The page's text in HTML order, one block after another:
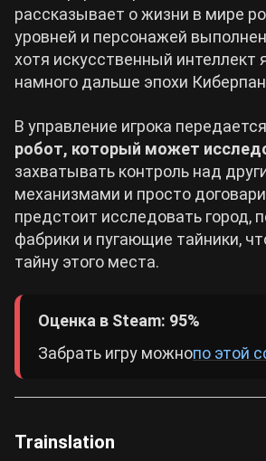
рассказывает о жизни в мире
уровней и персонажей
хотя искусственный интеллект
намного дальше эпохи
В управление игрока передается
робот, который может
захватывать контроль над
механизмами и просто
предстоит исследовать город,
фабрики и пугающие тайники,
тайну этого места.
Оценка в Steam: 95%
Забрать игру можнопо этой
Trainslation